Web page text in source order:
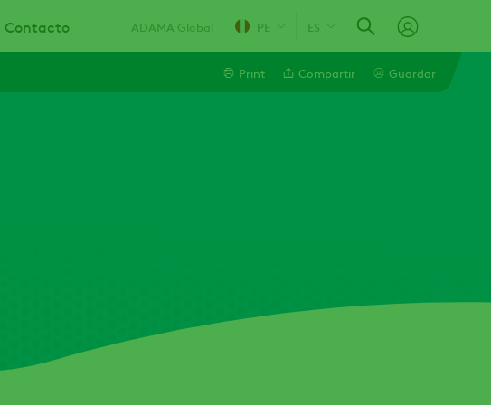
Contacto ADAMA Global PE ES
Print Compartir
Whatsapp
Guardar